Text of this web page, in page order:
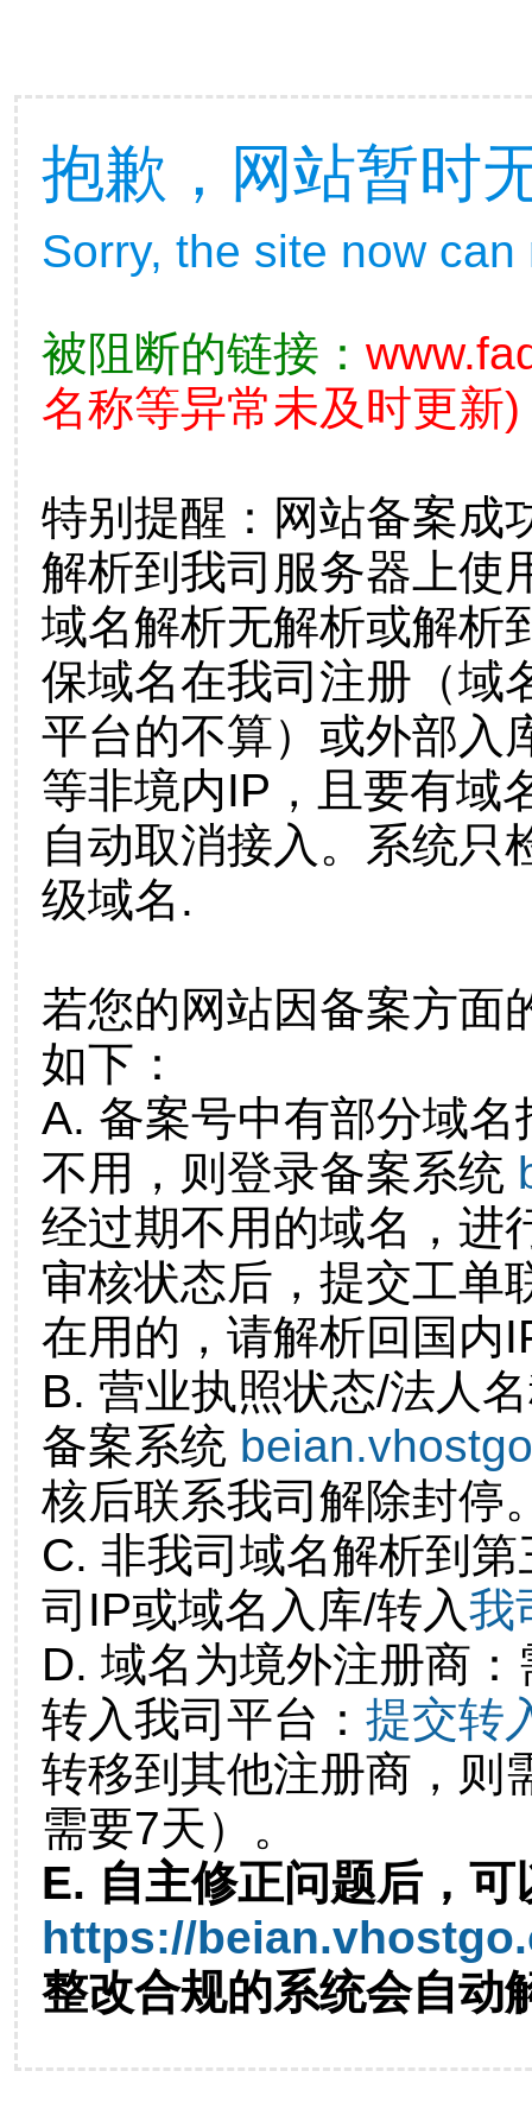
抱歉，网站暂时
Sorry, the site now
被阻断的链接：
名称等异常未及时更新)
特别提醒：网站备案成
解析到我司服务器上使
域名解析无解析或解析
保域名在我司注册（域
平台的不算）或外部入
等非境内IP，且要有域
自动取消接入。系统只
级域名.
若您的网站因备案方面
如下：
A. 备案号中有部分域
不用，则登录备案系统
经过期不用的域名，进
审核状态后，提交工单
在用的，请解析回国内
B. 营业执照状态/法人
备案系统
核后联系我司解除封停
C. 非我司域名解析到
司IP或域名入库/转入我
D. 域名为境外注册商
转入我司平台： 提交转
转移到其他注册商，则
需要7天）。
E. 自主修正问题后，可
https://
整改合规的系统会自动